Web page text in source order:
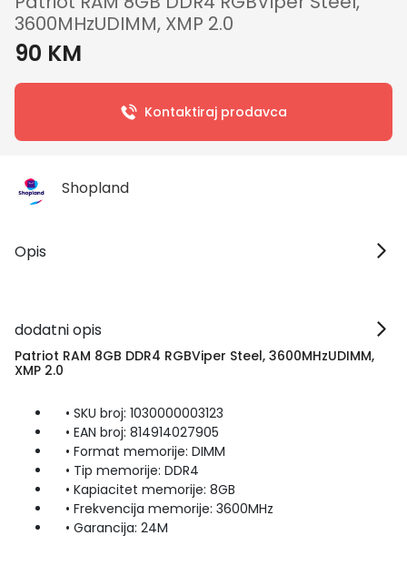
3600MHzUDIMM, XMP 2.0
90 KM
Kontaktiraj prodavca
Shopland
Opis
dodatni opis
Patriot RAM 8GB DDR4 RGBViper Steel, 3600MHzUDIMM,
XMP 2.0
• SKU broj: 1030000003123
• EAN broj: 814914027905
• Format memorije: DIMM
• Tip memorije: DDR4
• Kapiacitet memorije: 8GB
• Frekvencija memorije: 3600MHz
• Garancija: 24M